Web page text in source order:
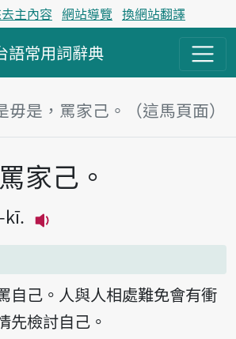
主內容 網站導覽 換網站翻譯
語常用詞辭典
毋是，罵家己。（這馬頁面）
家己。
kī.
自己。人與人相處難免會有衝
先檢討自己。